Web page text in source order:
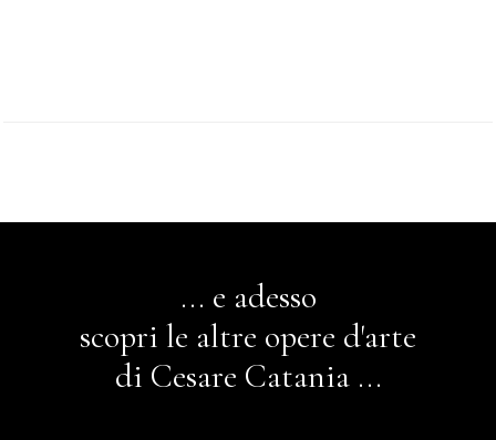
... e adesso
scopri le altre opere d'arte
di Cesare Catania ...